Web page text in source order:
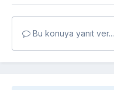
Bu konuya yanıt ver...